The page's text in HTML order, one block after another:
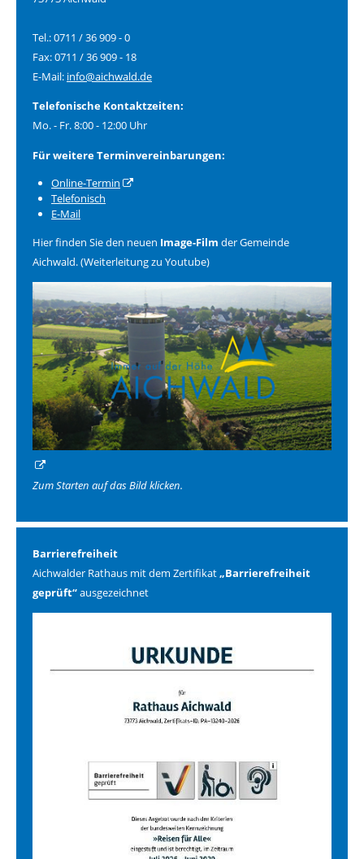
Tel.: 0711 / 36 909 - 0
Fax: 0711 / 36 909 - 18
E-Mail: info@aichwald.de
Telefonische Kontaktzeiten:
Mo. - Fr. 8:00 - 12:00 Uhr
Für weitere Terminvereinbarungen:
Online-Termin
Telefonisch
E-Mail
Hier finden Sie den neuen Image-Film der Gemeinde
Aichwald. (Weiterleitung zu Youtube)
Zum Starten auf das Bild klicken.
Barrierefreiheit
Aichwalder Rathaus mit dem Zertifikat„Barrierefreiheit
geprüft“ausgezeichnet